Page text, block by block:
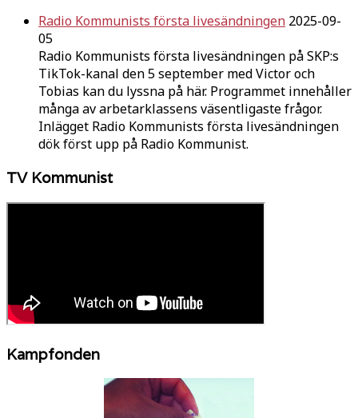
Radio Kommunists första livesändningen 2025-09-
05
Radio Kommunists första livesändningen på SKP:s
TikTok-kanal den 5 september med Victor och
Tobias kan du lyssna på här. Programmet innehåller
många av arbetarklassens väsentligaste frågor.
Inlägget Radio Kommunists första livesändningen
dök först upp på Radio Kommunist.
TV Kommunist
Kampfonden